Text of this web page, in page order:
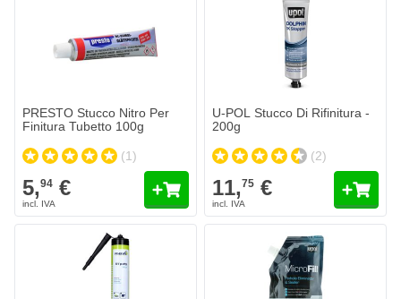
PRESTO Stucco Nitro Per
Finitura Tubetto 100g
(1)
5,94 €
U-POL Stucco Di Rifinitura -
200g
(2)
11,75 €